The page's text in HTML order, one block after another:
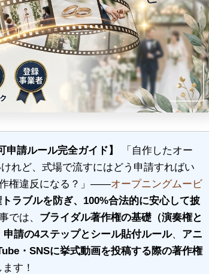
ルムービーの著作権完全
CDとISUMルール
プロフィールムービーで
おすすめ25選｜両親・ゲ
グムービー テンプレート
OP専用5タイプ・無料/有
イズ術【2026】
結婚式オープニングムー
ント文例集｜クスッと笑
ないコツ
ルのおすすめ嵐人気曲｜
ド
結婚式エンドロールの感
100選｜ゲスト・両親・
申請ルール完全ガイド】
「自作したオー
れど、式場で流すにはどう申請すればい
作権違反になる？」——オープニングムービ
ラブルを防ぎ、100%合法的に安心して披
では、 ブライダル著作権の基礎（演奏権と
請の4ステップとシール貼付ルール、 アニ
・SNSに挙式動画を投稿する際の著作権
す！